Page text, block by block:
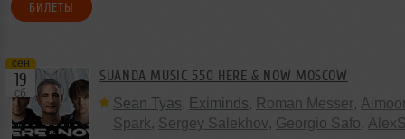
БИЛЕТЫ
сен
19
сб
SUANDA MUSIC 550 HERE & NOW MOSCOW
Sean Tyas, Eximinds, Roman Messer,
Spark, Sergey Salekhov, Georgio Safo,